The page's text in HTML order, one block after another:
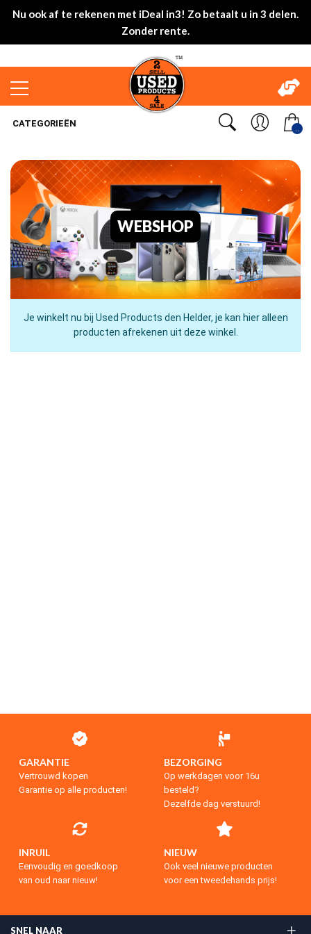
Nu ook af te rekenen met iDeal in3! Zo betaalt u in 3 delen.
Zonder rente.
..
CATEGORIEËN
WEBSHOP
Je winkelt nu bij Used Products den Helder, je kan hier alleen
producten afrekenen uit deze winkel.
GARANTIE
Vertrouwd kopen
Garantie op alle producten!
BEZORGING
Op werkdagen voor 16u
besteld?
Dezelfde dag verstuurd!
INRUIL
Eenvoudig en goedkoop
van oud naar nieuw!
NIEUW
Ook veel nieuwe producten
voor een tweedehands prijs!
SNEL NAAR